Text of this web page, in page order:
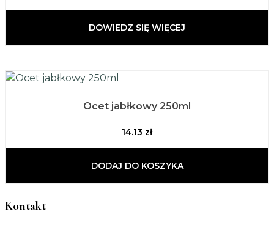
DOWIEDZ SIĘ WIĘCEJ
Ocet jabłkowy 250ml
14.13 zł
DODAJ DO KOSZYKA
Kontakt